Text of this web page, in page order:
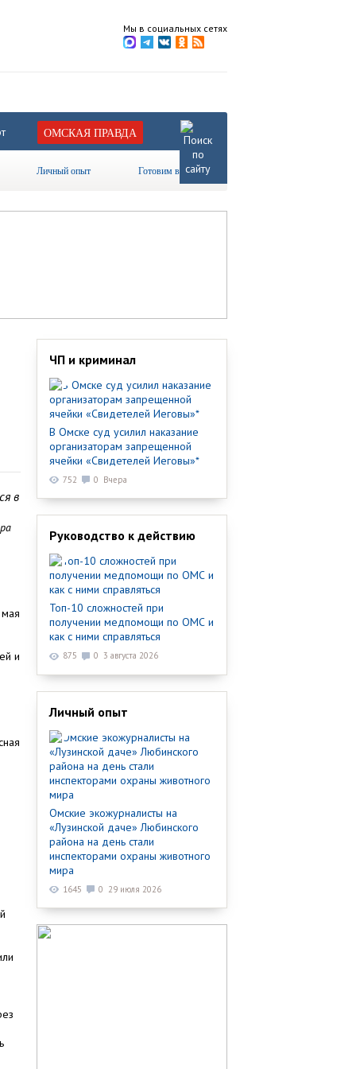
Мы в социальных сетях
ОМСКАЯ ПРАВДА
Личный опыт Готовим вместе
в
и
ЧП и криминал
В Омске суд усилил наказание
организаторам запрещенной
ячейки «Свидетелей Иеговы»*
752 0 Вчера
Руководство к действию
Топ-10 сложностей при
получении медпомощи по ОМС и
как с ними справляться
875 0 3 августа 2026
Личный опыт
Омские экожурналисты на
«Лузинской даче» Любинского
района на день стали
инспекторами охраны животного
мира
1645 0 29 июля 2026